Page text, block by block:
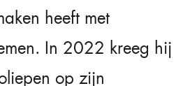
heeft met
In 2022 kreeg hij
op zijn